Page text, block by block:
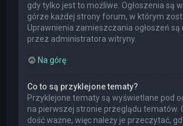
gdy tylko jest to możliwe. Ogłoszenia są
górze każdej strony forum, w którym
Uprawnienia zamieszczania ogłoszeń są
przez administratora witryny.
Na górę
Co to są przyklejone tematy?
Przyklejone tematy są wyświetlane pod
na pierwszej stronie przeglądu tematów.
dość ważne, więc należy je przeczytać,